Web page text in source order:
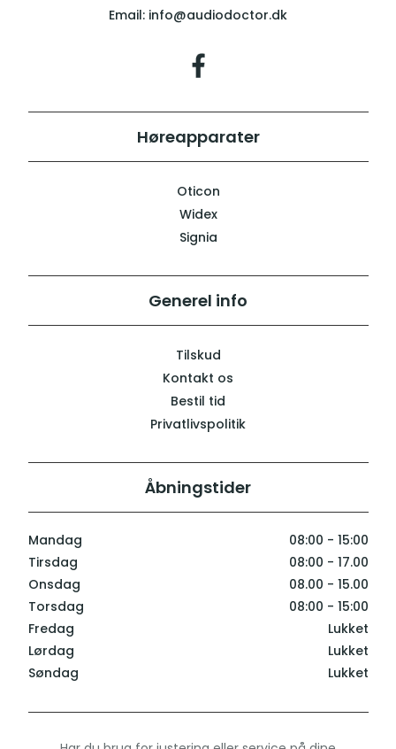
Email: info@audiodoctor.dk
Høreapparater
Oticon
Widex
Signia
Generel info
Tilskud
Kontakt os
Bestil tid
Privatlivspolitik
Åbningstider
Mandag
08:00 - 15:00
Tirsdag
08:00 - 17.00
Onsdag
08.00 - 15.00
Torsdag
08:00 - 15:00
Fredag
Lukket
Lørdag
Lukket
Søndag
Lukket